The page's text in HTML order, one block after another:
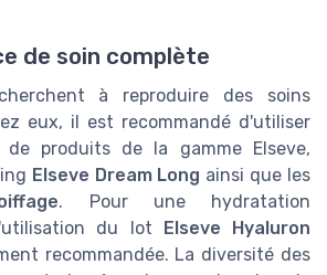
de soin complète
à reproduire des soins
eux, il est recommandé d'utiliser
de produits de la gamme Elseve,
Elseve Dream Long ainsi que les
. Pour une hydratation
du lot Elseve Hyaluron
recommandée. La diversité des